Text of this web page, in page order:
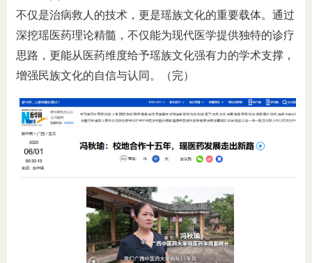
不仅是治病救人的技术，更是瑶族文化的重要载体。通过
深挖瑶医药理论精髓，不仅能为现代医学提供独特的诊疗
思路，更能从医药维度给予瑶族文化强有力的学术支撑，
增强民族文化的自信与认同。（完）